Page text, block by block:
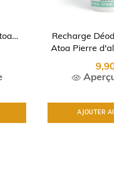
Recharge
Atoa Pierre
AJOUTER